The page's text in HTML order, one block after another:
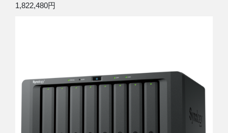
1,822,480円